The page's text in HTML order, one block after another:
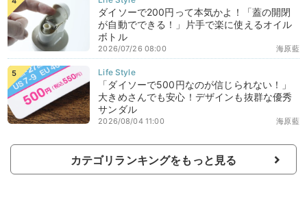
ダイソーで200円って本気かよ！「蓋の開閉
が自動でできる！」片手で楽に使えるオイル
ボトル
海原藍
2026/07/26 08:00
「ダイソーで500円なのが信じられない！」
大きめさんでも安心！デザインも抜群な優秀
サンダル
海原藍
2026/08/04 11:00
カテゴリランキングをもっと見る